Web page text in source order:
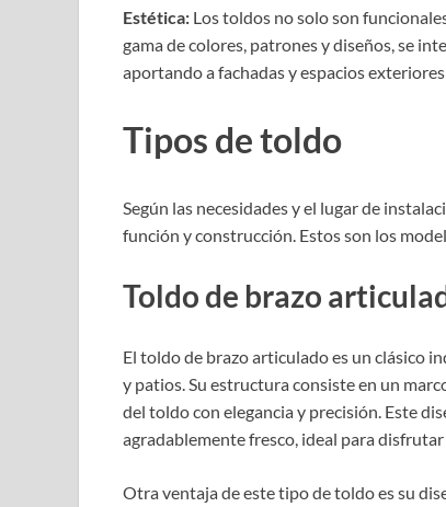
Estética: Los toldos no solo son
gama de colores, patrones y diseños, se
aportando a fachadas y espacios
Tipos de toldo
Según las necesidades y el lugar de
función y construcción. Estos son los
Toldo de brazo
El toldo de brazo articulado es un clásico
y patios. Su estructura consiste en un
del toldo con elegancia y precisión. Este
agradablemente fresco, ideal para
Otra ventaja de este tipo de toldo es su